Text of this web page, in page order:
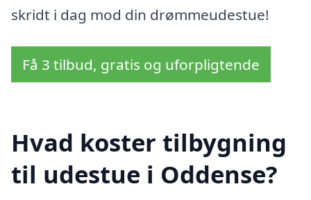
skridt i dag mod din drømmeudestue!
Få 3 tilbud, gratis og uforpligtende
Hvad koster tilbygning
til udestue i Oddense?